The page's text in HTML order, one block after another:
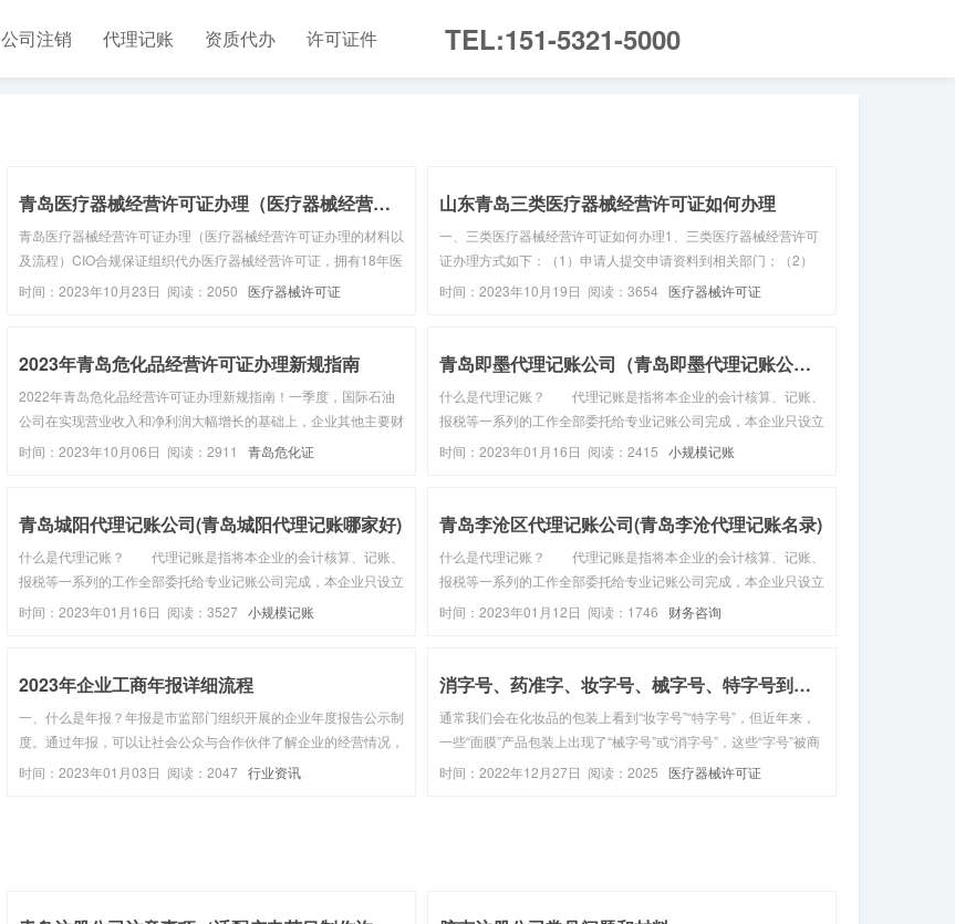
公司注销 代理记账 资质代办 许可证件 TEL:151-5321-5000
青岛医疗器械经营许可证办理（医疗器械经营许可证代办...
青岛医疗器械经营许可证办理（医疗器械经营许可证办理的材料以
及流程）CIO合规保证组织代办医疗器械经营许可证，拥有18年医
疗器械网上备案经验，一站式绿色通道百人规范团队+上万家医疗
时间：2023年10月23日 阅读：2050 医疗器械许可证
山东青岛三类医疗器械经营许可证如何办理
一、三类医疗器械经营许可证如何办理1、三类医疗器械经营许可
证办理方式如下：（1）申请人提交申请资料到相关部门；（2）
相关部门受理申请人的申请；（3）到实际场地进行勘察以及对产
时间：2023年10月19日 阅读：3654 医疗器械许可证
2023年青岛危化品经营许可证办理新规指南
2022年青岛危化品经营许可证办理新规指南！一季度，国际石油
公司在实现营业收入和净利润大幅增长的基础上，企业其他主要财
务指标也持续向好。壳牌实现经营现金流148亿美元，同比增加
时间：2023年10月06日 阅读：2911 青岛危化证
青岛即墨代理记账公司（青岛即墨代理记账公司电话和费...
什么是代理记账？ 代理记账是指将本企业的会计核算、记账、
报税等一系列的工作全部委托给专业记账公司完成，本企业只设立
出纳人员，负责日常货币收支业务和财产保管等工作。代理记账公
时间：2023年01月16日 阅读：2415 小规模记账
青岛城阳代理记账公司(青岛城阳代理记账哪家好)
什么是代理记账？ 代理记账是指将本企业的会计核算、记账、
报税等一系列的工作全部委托给专业记账公司完成，本企业只设立
出纳人员，负责日常货币收支业务和财产保管等工作。代理记账公
时间：2023年01月16日 阅读：3527 小规模记账
青岛李沧区代理记账公司(青岛李沧代理记账名录)
什么是代理记账？ 代理记账是指将本企业的会计核算、记账、
报税等一系列的工作全部委托给专业记账公司完成，本企业只设立
出纳人员，负责日常货币收支业务和财产保管等工作。代理记账公
时间：2023年01月12日 阅读：1746 财务咨询
2023年企业工商年报详细流程
一、什么是年报？年报是市监部门组织开展的企业年度报告公示制
度。通过年报，可以让社会公众与合作伙伴了解企业的经营情况，
保障交易安全；而企业通过年报，可向外界展现企业的实力与诚信
时间：2023年01月03日 阅读：2047 行业资讯
消字号、药准字、妆字号、械字号、特字号到底代表什么...
通常我们会在化妆品的包装上看到“妆字号”“特字号”，但近年来，
一些“面膜”产品包装上出现了“械字号”或“消字号”，这些“字号”被商
家作为卖点，在市场上掀起热潮。这些“字号”到底代表什么呢？“妆
时间：2022年12月27日 阅读：2025 医疗器械许可证